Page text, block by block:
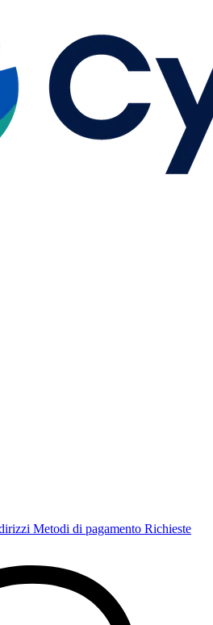
Metodi di pagamento Richieste